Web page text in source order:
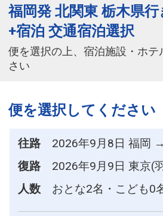
福岡発 北関東 栃木県
+宿泊 交通宿泊選択
便を選択の上、宿泊施設・ホ
さい
便を選択してください
往路
2026年9月8日 福岡
復路
2026年9月9日 東京(
人数
おとな2名・こども0